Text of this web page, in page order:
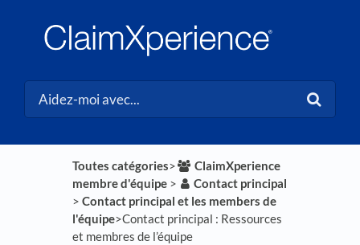
Toutes catégories​>​
​ClaimXperience
membre d'équipe​ > ​ ​Contact principal
> ​ ​Contact principal et les members de
l'équipe​>​ Contact principal : Ressources
et membres de l’équipe